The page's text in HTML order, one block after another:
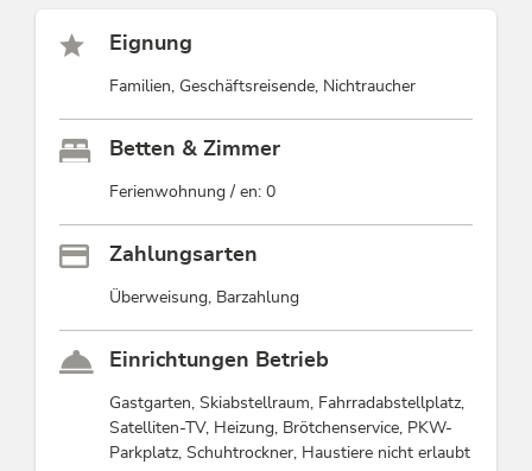
Eignung
Familien, Geschäftsreisende, Nichtraucher
Betten & Zimmer
Ferienwohnung / en: 0
Zahlungsarten
Überweisung, Barzahlung
Einrichtungen Betrieb
Gastgarten, Skiabstellraum, Fahrradabstellplatz,
Satelliten-TV, Heizung, Brötchenservice, PKW-
Parkplatz, Schuhtrockner, Haustiere nicht erlaubt